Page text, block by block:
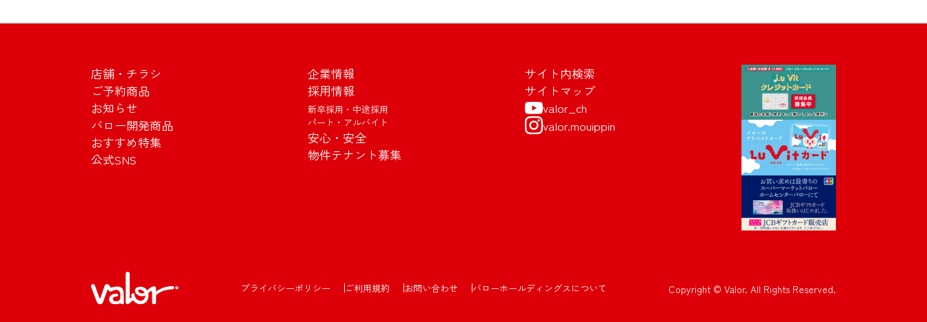
店舗・チラシ
ご予約商品
お知らせ
バロー開発商品
おすすめ特集
公式SNS
企業情報
採用情報
新卒採用・中途採用
パート・アルバイト
安心・安全
物件テナント募集
サイト内検索
サイトマップ
valor_ch
valor.mouippin
プライバシーポリシー ご利用規約 お問い合わせ バローホールディングスについて Copyright © Valor. All Rights Reserved.